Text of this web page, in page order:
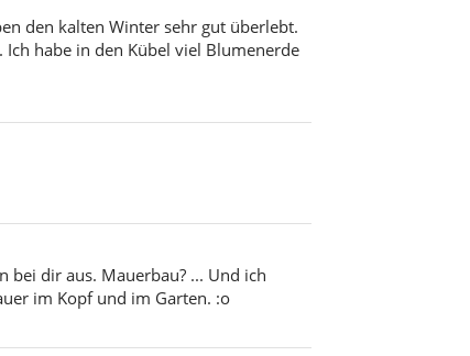
den kalten Winter sehr gut überlebt.
habe in den Kübel viel Blumenerde
bei dir aus. Mauerbau? ... Und ich
im Kopf und im Garten. :o